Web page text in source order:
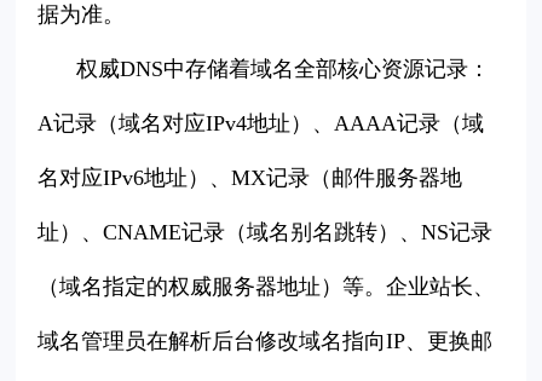
据为准。
权威DNS中存储着域名全部核心资源记录：
A记录（域名对应IPv4地址）、AAAA记录（域
名对应IPv6地址）、MX记录（邮件服务器地
址）、CNAME记录（域名别名跳转）、NS记录
（域名指定的权威服务器地址）等。企业站长、
域名管理员在解析后台修改域名指向IP、更换邮